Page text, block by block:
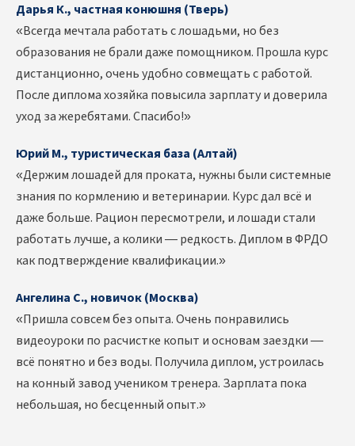
Дарья К., частная конюшня (Тверь)
«Всегда мечтала работать с лошадьми, но без
образования не брали даже помощником. Прошла курс
дистанционно, очень удобно совмещать с работой.
После диплома хозяйка повысила зарплату и доверила
уход за жеребятами. Спасибо!»
Юрий М., туристическая база (Алтай)
«Держим лошадей для проката, нужны были системные
знания по кормлению и ветеринарии. Курс дал всё и
даже больше. Рацион пересмотрели, и лошади стали
работать лучше, а колики — редкость. Диплом в ФРДО
как подтверждение квалификации.»
Ангелина С., новичок (Москва)
«Пришла совсем без опыта. Очень понравились
видеоуроки по расчистке копыт и основам заездки —
всё понятно и без воды. Получила диплом, устроилась
на конный завод учеником тренера. Зарплата пока
небольшая, но бесценный опыт.»